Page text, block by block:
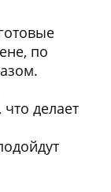
по
делает